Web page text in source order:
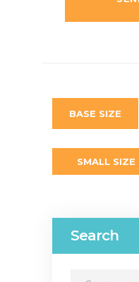
BASE SIZE
SMALL SIZE
Search
Ricerca